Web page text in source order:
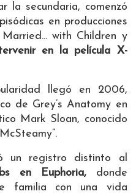
la secundaria, comenzó
en producciones
with Children y
en la película X-
llegó en 2006,
de Grey’s Anatomy en
Mark Sloan, conocido
un registro distinto al
en Euphoria, donde
familia con una vida